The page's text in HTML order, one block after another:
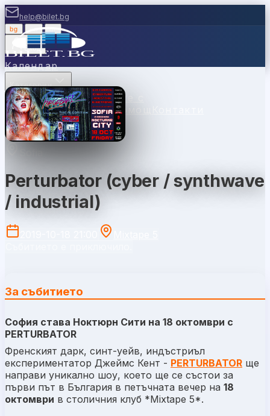
help@bilet.bg
bg |
Вход
Календар
Категории
МестаКасиПродавайте с
насВаучериНовиниПомощ
Perturbator (cyber / synthwave
/ industrial)
За събитието
София става Ноктюрн Сити на 18 октомври с
PERTURBATOR
Френският дарк, синт-уейв, индъстриъл
експериментатор Джеймс Кент - PERTURBATOR ще
направи уникално шоу, което ще се състои за
първи път в България в петъчната вечер на 18
октомври в столичния клуб *Mixtape 5*.